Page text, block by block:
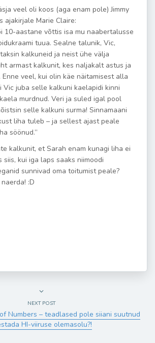
veel oli koos (aga enam pole) Jimmy
ajakirjale Marie Claire:
10-aastane võttis isa mu naabertalusse
tuua. Sealne talunik, Vic,
kalkuneid ja neist ühe välja
armast kalkunit, kes naljakalt astus ja
Enne veel, kui olin käe näitamisest alla
Vic juba selle kalkuni kaelapidi kinni
murdnud. Veri ja suled igal pool
selle kalkuni surma! Sinnamaani
liha tuleb – ja sellest ajast peale
söönud.”
kalkunit, et Sarah enam kunagi liha ei
siis, kui iga laps saaks niimoodi
sunnivad oma toitumist peale?
:D
NEXT POST
Numbers – teadlased pole siiani suutnud
HI-viiruse olemasolu?!